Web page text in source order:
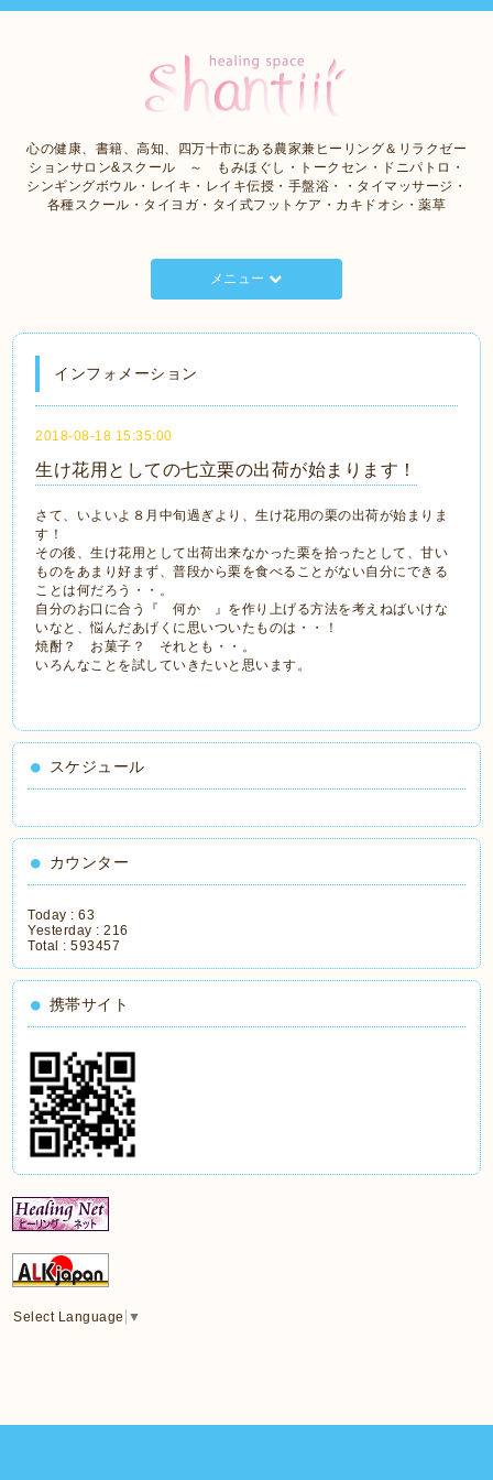
心の健康、書籍、高知、四万十市にある農家兼ヒーリング＆リラクゼー
ションサロン&スクール ～ もみほぐし・トークセン・ドニパトロ・
シンギングボウル・レイキ・レイキ伝授・手盤浴・・タイマッサージ・
各種スクール・タイヨガ・タイ式フットケア・カキドオシ・薬草
メニュー
インフォメーション
2018-08-18 15:35:00
生け花用としての七立栗の出荷が始まります！
さて、いよいよ８月中旬過ぎより、生け花用の栗の出荷が始まりま
す！
その後、生け花用として出荷出来なかった栗を拾ったとして、甘い
ものをあまり好まず、普段から栗を食べることがない自分にできる
ことは何だろう・・。
自分のお口に合う『 何か 』を作り上げる方法を考えねばいけな
いなと、悩んだあげくに思いついたものは・・！
焼酎？ お菓子？ それとも・・。
いろんなことを試していきたいと思います。
スケジュール
カウンター
Today :63
Yesterday :216
Total :593457
携帯サイト
Select Language ▼